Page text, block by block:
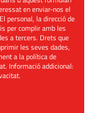
en enviar-nos el
personal, la direcció de
per complir amb les
a tercers. Drets que
les seves dades,
a la política de
. Informació addicional:
.